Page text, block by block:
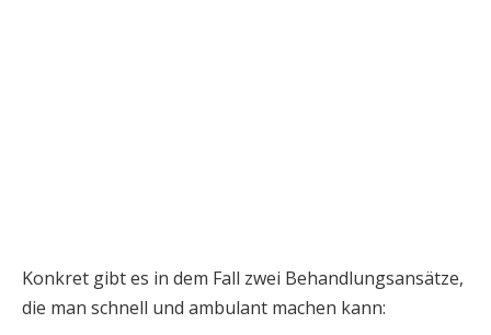
Konkret gibt es in dem Fall zwei Behandlungsansätze,
die man schnell und ambulant machen kann: